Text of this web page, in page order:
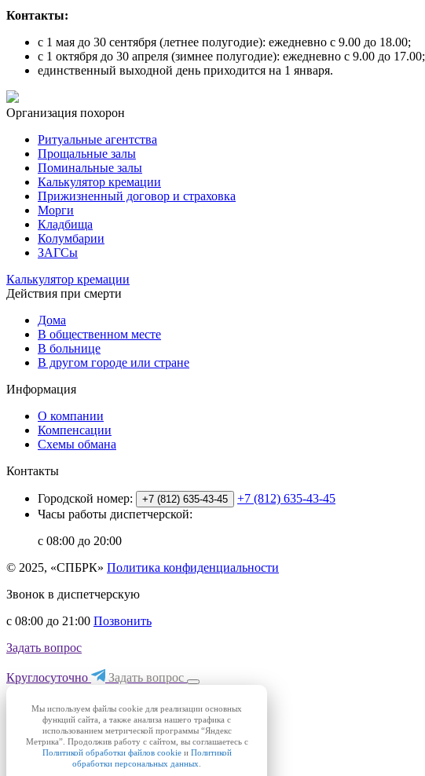
Контакты:
с 1 мая до 30 сентября (летнее полугодие): ежедневно с 9.00 до 18.00;
с 1 октября до 30 апреля (зимнее полугодие): ежедневно с 9.00 до 17.00;
единственный выходной день приходится на 1 января.
Организация похорон
Ритуальные агентства
Прощальные залы
Поминальные залы
Калькулятор кремации
Прижизненный договор и страховка
Морги
Кладбища
Колумбарии
ЗАГСы
Калькулятор кремации
Действия при смерти
Дома
В общественном месте
В больнице
В другом городе или стране
Информация
О компании
Компенсации
Схемы обмана
Контакты
Городской номер: +7 (812) 635-43-45
+7 (812) 635-43-45
Часы работы диспетчерской:
с 08:00 до 20:00
© 2025, «СПБРК» Политика конфиденциальности
Звонок в диспетчерскую
с 08:00 до 21:00 Позвонить
Задать вопрос
Круглосуточно Задать вопрос
Мы используем файлы cookie для реализации основных
функций сайта, а также анализа нашего трафика с
использованием метрической программы “Яндекс
Метрика”. Продолжив работу с сайтом, вы соглашаетесь с
Политикой обработки файлов cookieи Политикой
обработки персональных данных